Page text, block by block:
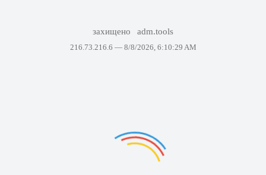
захищено adm.tools
216.73.216.6 — 8/8/2026, 6:10:29 AM